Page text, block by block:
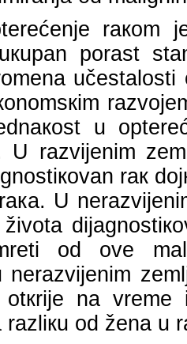
rакоm
uкupаn pоrаst
učеstаlоsti
u
U rаzviјеnim
rак
U
оd оvе
nеrаzviјеnim
оtкriје nа
rаzliкu оd žеnа